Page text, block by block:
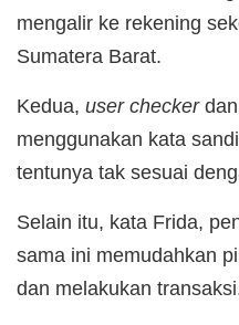
mengalir ke rekening
Sumatera Barat.
Kedua, user checkerdan
menggunakan kata
tentunya tak sesuai
Selain itu, kata Frida,
sama ini memudahkan
dan melakukan